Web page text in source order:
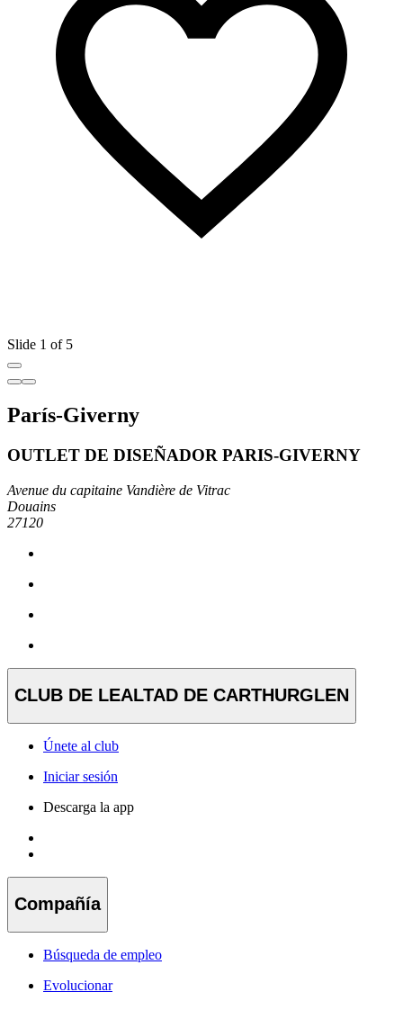
Slide 1 of 5
París-Giverny
OUTLET DE DISEÑADOR PARIS-GIVERNY
Avenue du capitaine Vandière de Vitrac
Douains
27120
CLUB DE LEALTAD DE CARTHURGLEN
Únete al club
Iniciar sesión
Descarga la app
Compañía
Búsqueda de empleo
Evolucionar